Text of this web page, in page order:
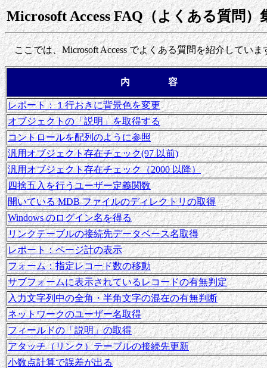
Microsoft Access FAQ（よくある質問）
ここでは、Microsoft Access でよくある質問を紹介していま
内 容
レポート：１行おきに背景色を変更
オブジェクトの「説明」を取得する
コントロールを配列のように参照
汎用オブジェクト存在チェック(97 以前)
汎用オブジェクト存在チェック（2000 以降）
四捨五入を行うユーザー定義関数
開いている MDB ファイルのディレクトリの取得
Windows のログイン名を得る
リンクテーブルの接続先データベース名取得
レポート：ページ計の表示
フォーム：指定レコード数の移動
サブフォームに表示されているレコードの有無判定
入力文字列中の全角・半角文字の混在の有無判断
ネットワークのユーザー名取得
フィールドの「説明」の取得
アタッチ（リンク）テーブルの接続先更新
小数点計算で誤差が出る